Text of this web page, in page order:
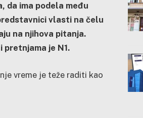
da ima podela među
vlasti na čelu
na njihova pitanja.
pretnjama je N1.
vreme je teže raditi kao